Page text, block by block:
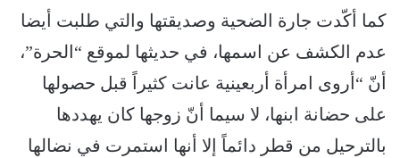
كما أكّدت جارة الضحية وصديقتها والتي طلبت أيضا
عدم الكشف عن اسمها، في حديثها لموقع “الحرة”،
أنّ “أروى امرأة أربعينية عانت كثيراً قبل حصولها
على حضانة ابنها، لا سيما أنّ زوجها كان يهددها
بالترحيل من قطر دائماً إلا أنها استمرت في نضالها